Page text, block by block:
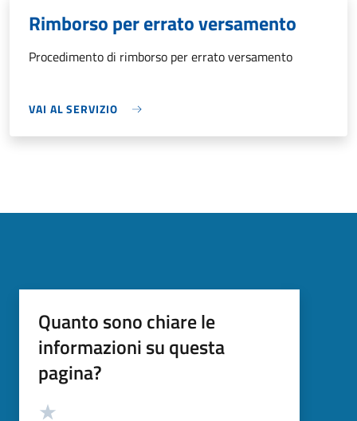
Rimborso per errato versamento
Procedimento di rimborso per errato versamento
VAI AL SERVIZIO
Quanto sono chiare le
informazioni su questa
pagina?
Valutazione